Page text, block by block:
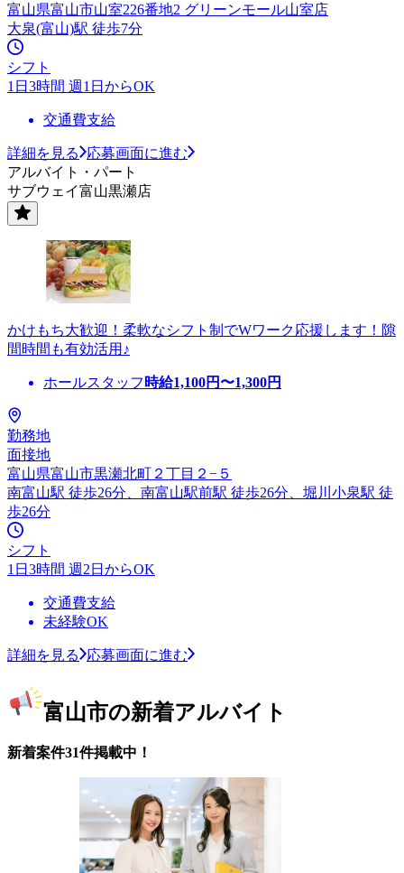
富山県富山市山室226番地2 グリーンモール山室店
大泉(富山)駅 徒歩7分
シフト
1日3時間 週1日からOK
交通費支給
詳細を見る
応募画面に進む
アルバイト・パート
サブウェイ富山黒瀬店
かけもち大歓迎！柔軟なシフト制でWワーク応援します！隙
間時間も有効活用♪
ホールスタッフ 時給1,100円〜1,300円
勤務地
面接地
富山県富山市黒瀬北町２丁目２−５
南富山駅 徒歩26分、南富山駅前駅 徒歩26分、堀川小泉駅 徒
歩26分
シフト
1日3時間 週2日からOK
交通費支給
未経験OK
詳細を見る 応募画面に進む
富山市の新着アルバイト
新着案件31件掲載中！